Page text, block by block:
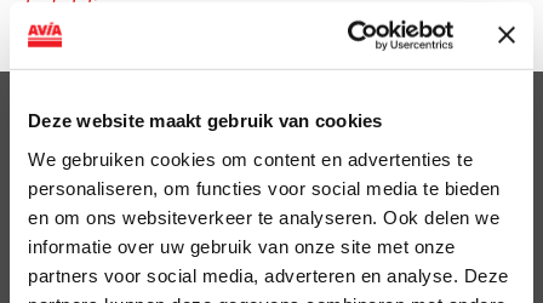
Deze website maakt gebruik van cookies
We gebruiken cookies om content en advertenties te
personaliseren, om functies voor social media te bieden
en om ons websiteverkeer te analyseren. Ook delen we
informatie over uw gebruik van onze site met onze
partners voor social media, adverteren en analyse. Deze
Clubsparen
Voordelen
ViaAVIA